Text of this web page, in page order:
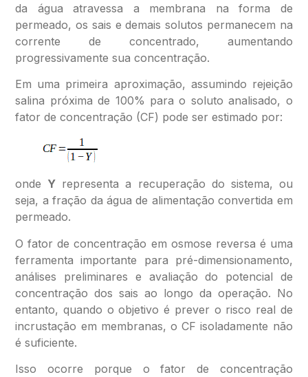
da água atravessa a membrana na forma de
permeado, os sais e demais solutos permanecem na
corrente de concentrado, aumentando
progressivamente sua concentração.
Em uma primeira aproximação, assumindo rejeição
salina próxima de 100% para o soluto analisado, o
fator de concentração (CF) pode ser estimado por:
onde Y representa a recuperação do sistema, ou
seja, a fração da água de alimentação convertida em
permeado.
O fator de concentração em osmose reversa é uma
ferramenta importante para pré-dimensionamento,
análises preliminares e avaliação do potencial de
concentração dos sais ao longo da operação. No
entanto, quando o objetivo é prever o risco real de
incrustação em membranas, o CF isoladamente não
é suficiente.
Isso ocorre porque o fator de concentração